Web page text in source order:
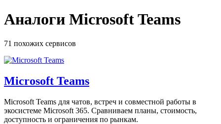
Аналоги Microsoft Teams
71 похожих сервисов
Microsoft Teams
Microsoft Teams для чатов, встреч и совместной работы в
экосистеме Microsoft 365. Сравниваем планы, стоимость,
доступность и ограничения по рынкам.